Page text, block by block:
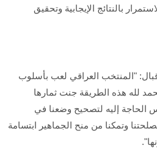
بالنتائج الإيجابية وتحقيق
"المنتخب العراقي لعب بأسلوب
لله هذه الطريقة جنت ثمارها
الحاجة إليه لتصحيح وضعنا في
وتمكنا من منح الجماهير ابتسامة